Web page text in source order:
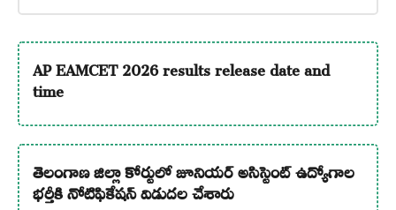
AP EAMCET 2026 results release date and
time
తెలంగాణ జిల్లా కోర్టులో జూనియర్ అసిస్టెంట్ ఉద్యోగాల
భర్తీకి నోటిఫికేషన్ విడుదల చేశారు